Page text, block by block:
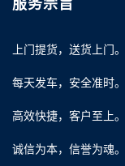
服务宗旨
上门提货，送货上门。
每天发车，安全准时。
高效快捷，客户至上。
诚信为本，信誉为魂。